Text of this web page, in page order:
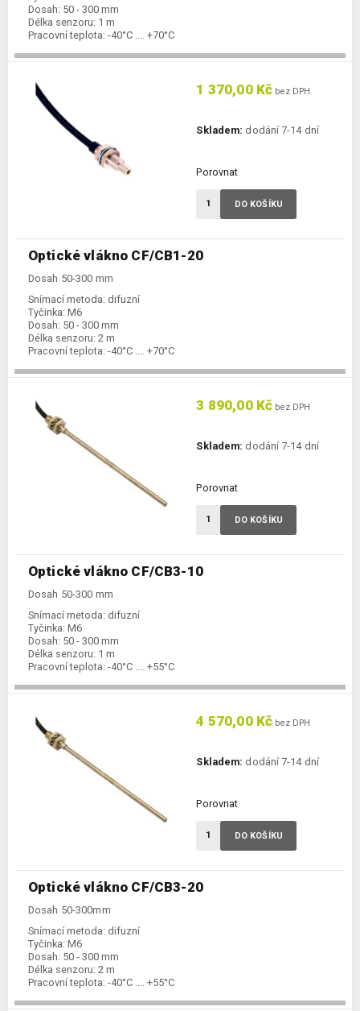
Dosah: 50 - 300 mm
Délka senzoru: 1 m
Pracovní teplota: -40°C .... +70°C
Optické vlákno CF/CB1-20
Dosah 50-300 mm
Snímací metoda: difuzní
Tyčinka: M6
Dosah: 50 - 300 mm
Délka senzoru: 2 m
Pracovní teplota: -40°C .... +70°C
1 370,00 Kč bez DPH
Skladem: dodání 7-14 dní
Porovnat
DO KOŠÍKU
Optické vlákno CF/CB3-10
Dosah 50-300 mm
Snímací metoda: difuzní
Tyčinka: M6
Dosah: 50 - 300 mm
Délka senzoru: 1 m
Pracovní teplota: -40°C .... +55°C
3 890,00 Kč bez DPH
Skladem: dodání 7-14 dní
Porovnat
DO KOŠÍKU
Optické vlákno CF/CB3-20
Dosah 50-300mm
Snímací metoda: difuzní
Tyčinka: M6
Dosah: 50 - 300 mm
Délka senzoru: 2 m
Pracovní teplota: -40°C .... +55°C
4 570,00 Kč bez DPH
Skladem: dodání 7-14 dní
Porovnat
DO KOŠÍKU